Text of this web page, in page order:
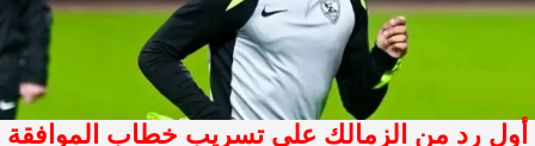
أول رد من الزمالك على تسريب خطاب الموافقة